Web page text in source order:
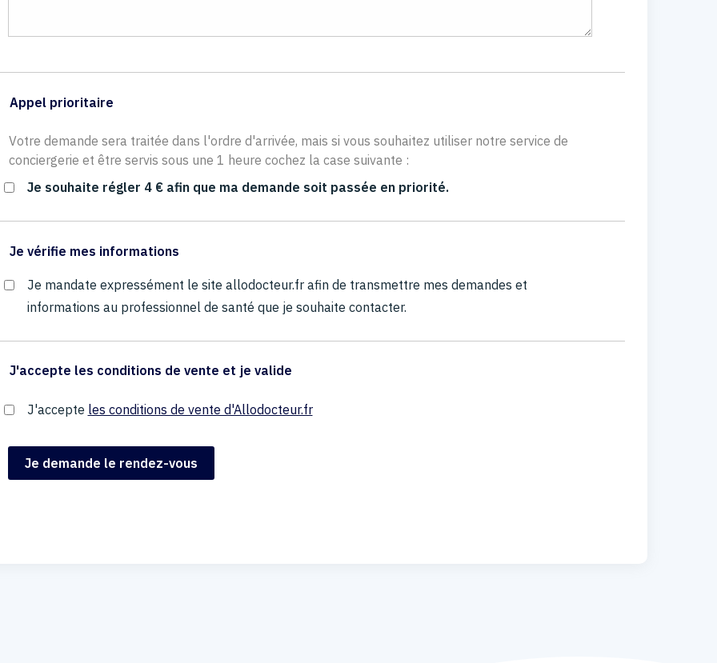
Appel prioritaire
Votre demande sera traitée dans l'ordre d'arrivée, mais si vous souhaitez utiliser notre service de
conciergerie et être servis sous une 1 heure cochez la case suivante :
Je souhaite régler 4 € afin que ma demande soit passée en priorité.
Je vérifie mes informations
Je mandate expressément le site allodocteur.fr afin de transmettre mes demandes et
informations au professionnel de santé que je souhaite contacter.
J'accepte les conditions de vente et je valide
J'accepte les conditions de vente d'Allodocteur.fr